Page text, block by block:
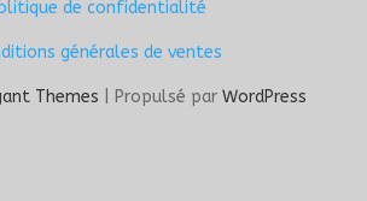
de confidentialité
générales de ventes
Themes | Propulsé par WordPress